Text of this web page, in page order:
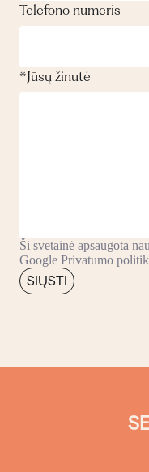
Telefono numeris
*Jūsų žinutė
Ši svetainė apsaugota
Google Privatumo
SIŲSTI